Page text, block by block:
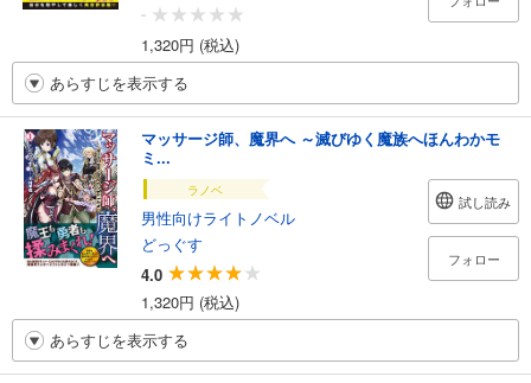
-
1,320円 (税込)
あらすじを表示する
マッサージ師、魔界へ ～滅びゆく魔族へほんわかモ
ミ...
ラノベ
男性向けライトノベル
どっぐす
4.0
1,320円 (税込)
試し読み
フォロー
あらすじを表示する